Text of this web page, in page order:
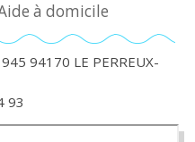
à domicile
94170 LE PERREUX-
93